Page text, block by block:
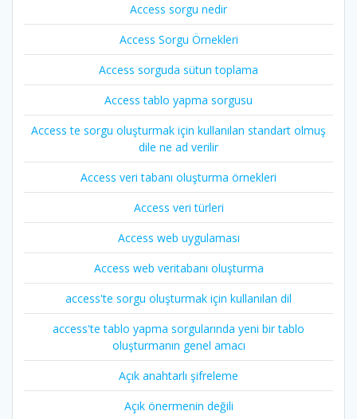
Access sorgu nedir
Access Sorgu Örnekleri
Access sorguda sütun toplama
Access tablo yapma sorgusu
Access te sorgu oluşturmak için kullanılan standart olmuş
dile ne ad verilir
Access veri tabanı oluşturma örnekleri
Access veri türleri
Access web uygulaması
Access web veritabanı oluşturma
access'te sorgu oluşturmak için kullanılan dil
access'te tablo yapma sorgularında yeni bir tablo
oluşturmanın genel amacı
Açık anahtarlı şifreleme
Açık önermenin değili